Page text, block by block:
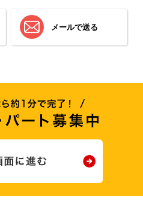
メールで送る